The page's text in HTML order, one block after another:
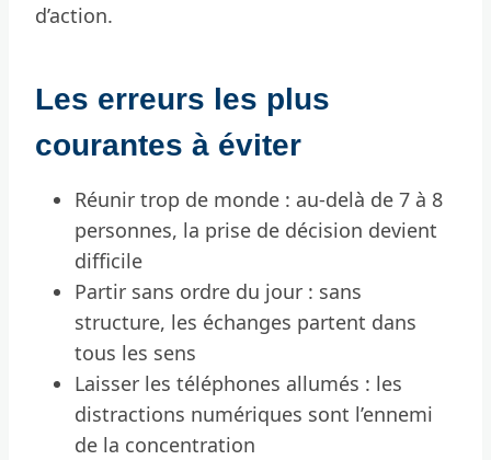
d’action.
Les erreurs les plus
courantes à éviter
Réunir trop de monde : au-delà de 7 à 8
personnes, la prise de décision devient
difficile
Partir sans ordre du jour : sans
structure, les échanges partent dans
tous les sens
Laisser les téléphones allumés : les
distractions numériques sont l’ennemi
de la concentration